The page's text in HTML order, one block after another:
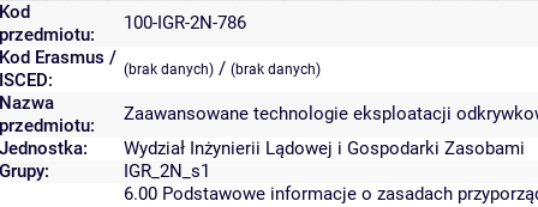
Kod
przedmiotu:
100-IGR-2N-786
Kod Erasmus /
ISCED:
(brak danych) / (brak danych)
Nazwa
przedmiotu:
Zaawansowane technologie eksploatacji
Jednostka:
Wydział Inżynierii Lądowej i Gospodarki Zasobami
Grupy:
IGR_2N_s1
6.00 Podstawowe informacje o zasadach